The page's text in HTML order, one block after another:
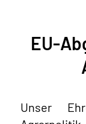
EU-
Unser